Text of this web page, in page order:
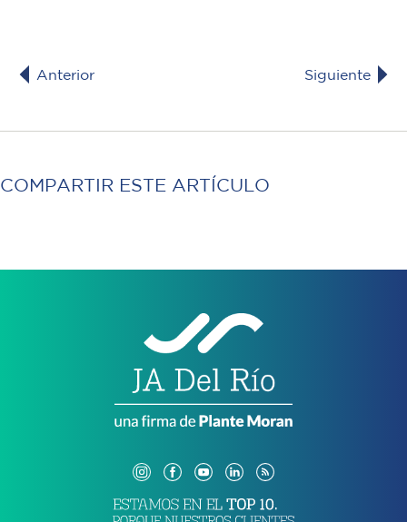
Anterior Siguiente
COMPARTIR ESTE ARTÍCULO